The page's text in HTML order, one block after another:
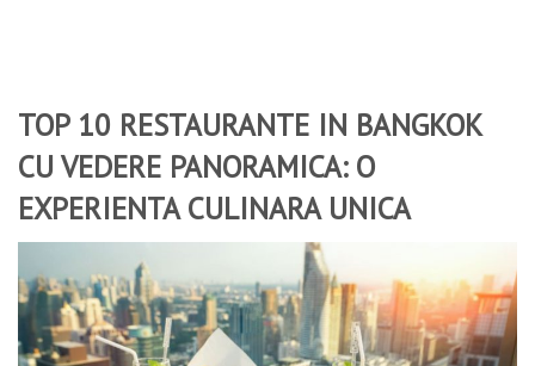
TOP 10 RESTAURANTE IN BANGKOK
CU VEDERE PANORAMICA: O
EXPERIENTA CULINARA UNICA